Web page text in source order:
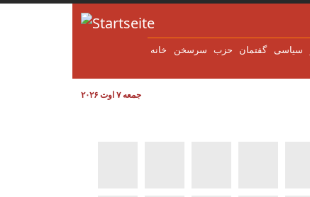
Direkt zum Inhalt
خانه سرسخن حزب گفتمان سياسی
جمعه ۷ اوت ۲۰۲۶